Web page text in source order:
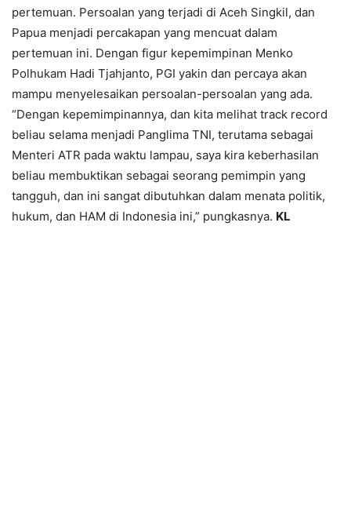
pertemuan. Persoalan yang terjadi di Aceh Singkil, dan
Papua menjadi percakapan yang mencuat dalam
pertemuan ini. Dengan figur kepemimpinan Menko
Polhukam Hadi Tjahjanto, PGI yakin dan percaya akan
mampu menyelesaikan persoalan-persoalan yang ada.
“Dengan kepemimpinannya, dan kita melihat track record
beliau selama menjadi Panglima TNI, terutama sebagai
Menteri ATR pada waktu lampau, saya kira keberhasilan
beliau membuktikan sebagai seorang pemimpin yang
tangguh, dan ini sangat dibutuhkan dalam menata politik,
hukum, dan HAM di Indonesia ini,” pungkasnya. KL